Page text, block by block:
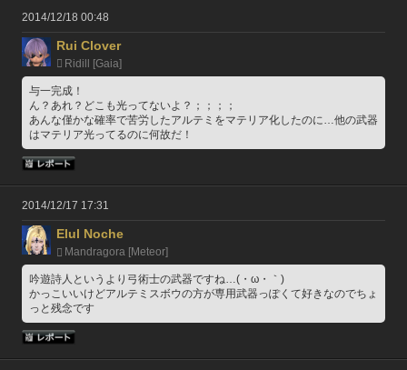
2014/12/18 00:48
Rui Clover
Ridill [Gaia]
与一完成！
ん？あれ？どこも光ってないよ？；；；；
あんな僅かな確率で苦労したアルテミをマテリア化したのに…他の武器
はマテリア光ってるのに何故だ！
2014/12/17 17:31
Elul Noche
Mandragora [Meteor]
吟遊詩人というより弓術士の武器ですね…(・ω・｀)
かっこいいけどアルテミスボウの方が専用武器っぽくて好きなのでちょ
っと残念です